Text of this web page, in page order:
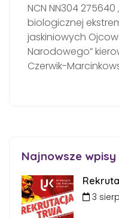
NCN NN304
biologicznej
jaskiniowych
Narodowego”
Czerwik-
Najnowsze wpisy
3